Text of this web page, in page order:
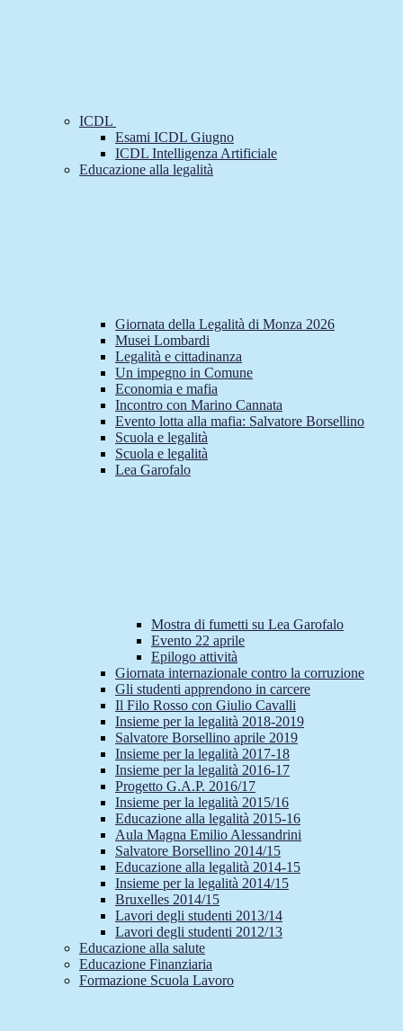
ICDL
Esami ICDL Giugno
ICDL Intelligenza Artificiale
Educazione alla legalità
Giornata della Legalità di Monza 2026
Musei Lombardi
Legalità e cittadinanza
Un impegno in Comune
Economia e mafia
Incontro con Marino Cannata
Evento lotta alla mafia: Salvatore Borsellino
Scuola e legalità
Scuola e legalità
Lea Garofalo
Mostra di fumetti su Lea Garofalo
Evento 22 aprile
Epilogo attività
Giornata internazionale contro la corruzione
Gli studenti apprendono in carcere
Il Filo Rosso con Giulio Cavalli
Insieme per la legalità 2018-2019
Salvatore Borsellino aprile 2019
Insieme per la legalità 2017-18
Insieme per la legalità 2016-17
Progetto G.A.P. 2016/17
Insieme per la legalità 2015/16
Educazione alla legalità 2015-16
Aula Magna Emilio Alessandrini
Salvatore Borsellino 2014/15
Educazione alla legalità 2014-15
Insieme per la legalità 2014/15
Bruxelles 2014/15
Lavori degli studenti 2013/14
Lavori degli studenti 2012/13
Educazione alla salute
Educazione Finanziaria
Formazione Scuola Lavoro